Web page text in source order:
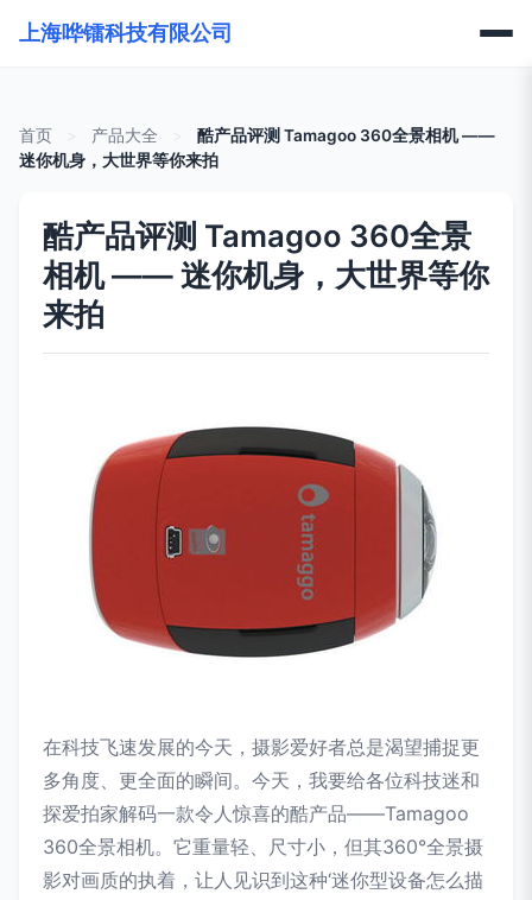
上海哗镭科技有限公司
首页 产品大全
酷产品评测 Tamagoo 360全景相机 ——
迷你机身，大世界等你来拍
酷产品评测 Tamagoo 360全景
相机 —— 迷你机身，大世界等你
来拍
在科技飞速发展的今天，摄影爱好者总是渴望捕捉更
多角度、更全面的瞬间。今天，我要给各位科技迷和
探爱拍家解码一款令人惊喜的酷产品——Tamagoo
360全景相机。它重量轻、尺寸小，但其360°全景摄
影对画质的执着，让人见识到这种‘迷你型设备怎么描